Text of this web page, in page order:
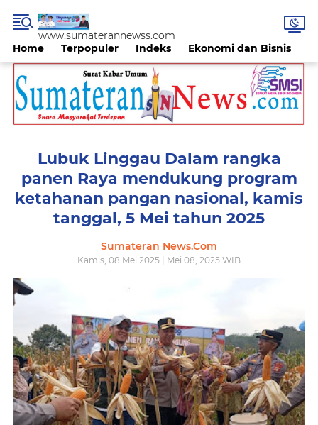
Home Terpopuler Indeks Ekonomi dan Bisnis
www.sumaterannewss.com
Lubuk Linggau Dalam rangka
panen Raya mendukung program
ketahanan pangan nasional, kamis
tanggal, 5 Mei tahun 2025
Sumateran News.Com
Kamis, 08 Mei 2025 | Mei 08, 2025 WIB